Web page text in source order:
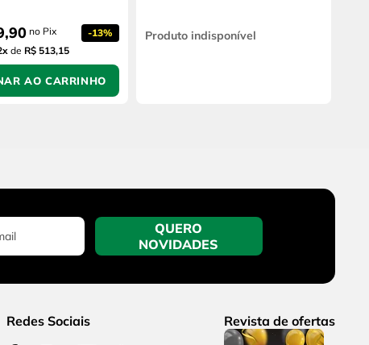
,90 no Pix -13%
x de R$ 513,15
AO CARRINHO
Produto indisponível
QUERO
NOVIDADES
Redes Sociais Revista de ofertas